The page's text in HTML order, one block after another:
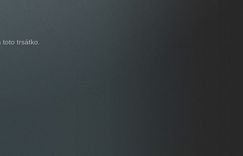
trsátko.